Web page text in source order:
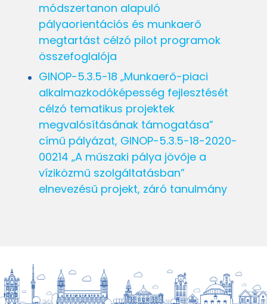
módszertanon alapuló
pályaorientációs és munkaerő
megtartást célzó pilot programok
összefoglalója
GINOP-5.3.5-18 „Munkaerő-piaci
alkalmazkodóképesség fejlesztését
célzó tematikus projektek
megvalósításának támogatása”
című pályázat, GINOP-5.3.5-18-2020-
00214 „A műszaki pálya jövője a
víziközmű szolgáltatásban”
elnevezésű projekt, záró tanulmány